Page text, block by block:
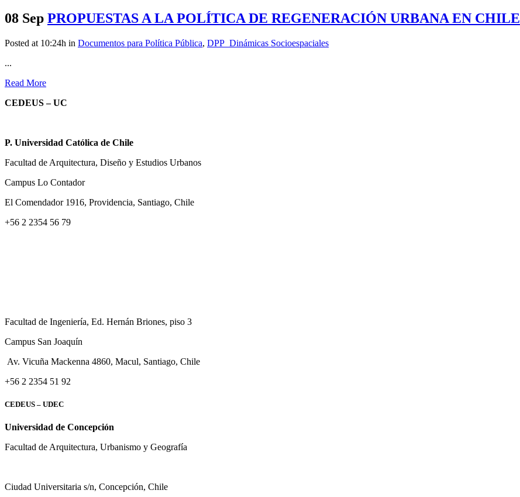
08 Sep PROPUESTAS A LA POLÍTICA DE REGENERACIÓN URBANA EN CHILE
Posted at 10:24h in Documentos para Política Pública, DPP_Dinámicas Socioespaciales
...
Read More
CEDEUS – UC
P. Universidad Católica de Chile
Facultad de Arquitectura, Diseño y Estudios Urbanos
Campus Lo Contador
El Comendador 1916, Providencia, Santiago, Chile
+56 2 2354 56 79
Facultad de Ingeniería, Ed. Hernán Briones, piso 3
Campus San Joaquín
Av. Vicuña Mackenna 4860, Macul, Santiago, Chile
+56 2 2354 51 92
CEDEUS – UDEC
Universidad de Concepción
Facultad de Arquitectura, Urbanismo y Geografía
Ciudad Universitaria s/n, Concepción, Chile